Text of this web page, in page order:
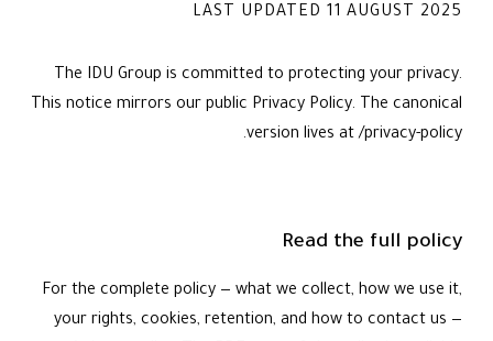
🇸🇦 عروض توضيحية
LAST UPDATED 11 AUGUST 2025
The IDU Group is committed to protecting your privacy.
This notice mirrors our public Privacy Policy. The canonical
version lives at /privacy-policy.
Read the full policy
For the complete policy — what we collect, how we use it,
your rights, cookies, retention, and how to contact us —